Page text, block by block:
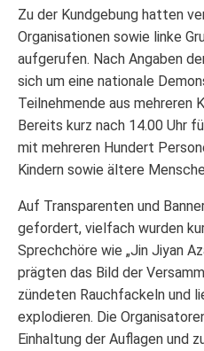
Zu der Kundgebung hatten
Organisationen sowie linke
aufgerufen. Nach Angaben
sich um eine nationale
Teilnehmende aus mehreren
Bereits kurz nach 14.00 Uhr
mit mehreren Hundert
Kindern sowie ältere
Auf Transparenten und
gefordert, vielfach wurden
Sprechchöre wie „Jin Jiyan
prägten das Bild der
zündeten Rauchfackeln und
explodieren. Die
Einhaltung der Auflagen und